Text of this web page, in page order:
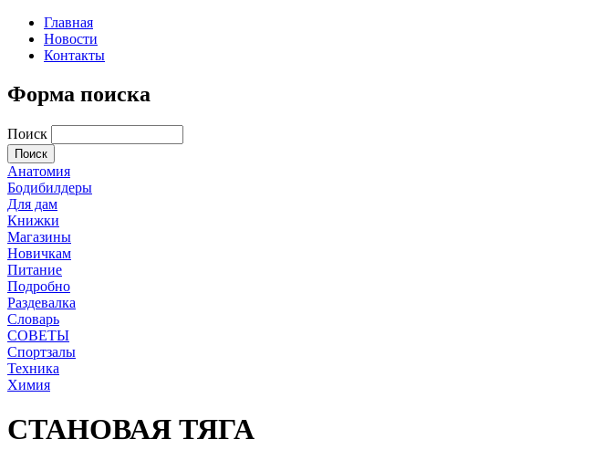
Главная
Новости
Контакты
Форма поиска
Поиск
Анатомия
Бодибилдеры
Для дам
Книжки
Магазины
Новичкам
Питание
Подробно
Раздевалка
Словарь
СОВЕТЫ
Спортзалы
Техника
Химия
СТАНОВАЯ ТЯГА